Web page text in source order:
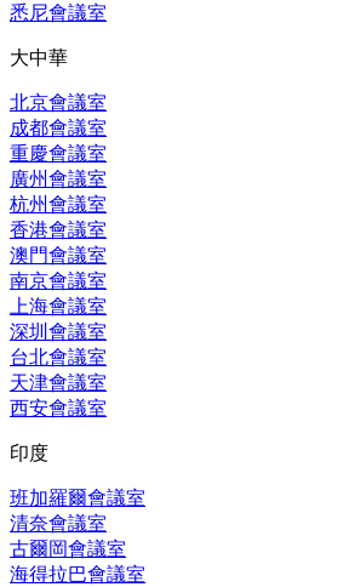
悉尼會議室
大中華
北京會議室
成都會議室
重慶會議室
廣州會議室
杭州會議室
香港會議室
澳門會議室
南京會議室
上海會議室
深圳會議室
台北會議室
天津會議室
西安會議室
印度
班加羅爾會議室
清奈會議室
古爾岡會議室
海得拉巴會議室